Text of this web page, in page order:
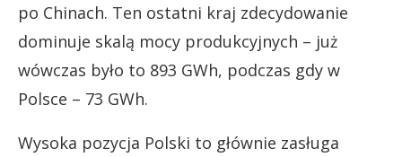
po Chinach. Ten ostatni kraj zdecydowanie
dominuje skalą mocy produkcyjnych – już
wówczas było to 893 GWh, podczas gdy w
Polsce – 73 GWh.
Wysoka pozycja Polski to głównie zasługa